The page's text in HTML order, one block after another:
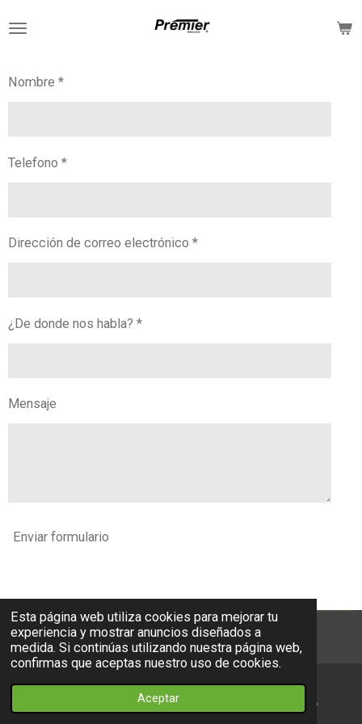
Esta página web utiliza cookies para mejorar tu
experiencia y mostrar anuncios diseñados a
medida. Si continúas utilizando nuestra página web,
confirmas que aceptas nuestro uso de cookies.
Aceptar
al
principal
Nombre *
Telefono *
Dirección de correo electrónico *
¿De donde nos habla? *
Mensaje
Enviar formulario
© 2023 - 2026 mdecorativopremier
Mapa WhatsApp